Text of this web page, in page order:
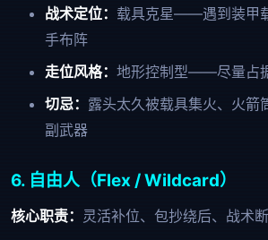
战术定位： 载具克星——遇到装甲
手布阵
走位风格： 地形控制型——尽量占
切忌： 露头太久被载具集火、火箭
副武器
6. 自由人（Flex / Wildcard）
核心职责： 灵活补位、包抄绕后、战术